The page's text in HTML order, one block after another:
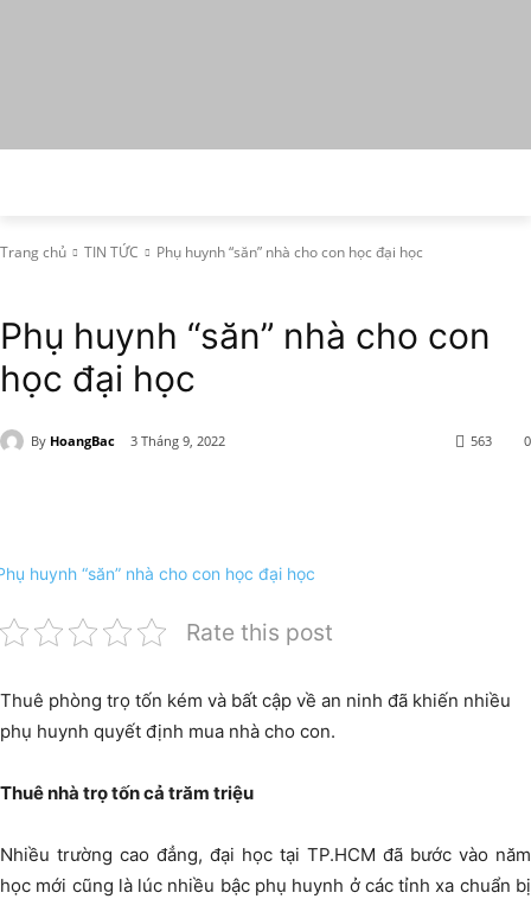
Trang chủ TIN TỨC Phụ huynh “săn” nhà cho con học đại học
Phụ huynh “săn” nhà cho con
học đại học
By HoangBac 3 Tháng 9, 2022 0
563
Rate this post
Thuê phòng trọ tốn kém và bất cập về an ninh đã khiến nhiều
phụ huynh quyết định mua nhà cho con.
Thuê nhà trọ tốn cả trăm triệu
Nhiều trường cao đẳng, đại học tại TP.HCM đã bước vào năm
học mới cũng là lúc nhiều bậc phụ huynh ở các tỉnh xa chuẩn bị